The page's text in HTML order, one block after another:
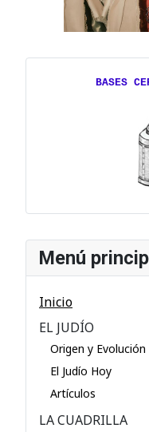
Menú
Inicio
EL JUDÍO
Origen y Evolución
El Judío Hoy
Artículos
LA CUADRILLA
BASES